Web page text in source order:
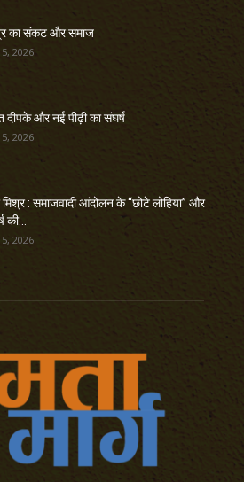
का संकट और समाज
2026
दीपके और नई पीढ़ी का संघर्ष
2026
: समाजवादी आंदोलन के “छोटे लोहिया” और
की...
2026